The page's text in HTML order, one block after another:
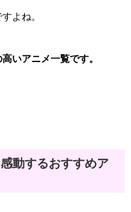
よね。
いアニメ一覧です。
動するおすすめア